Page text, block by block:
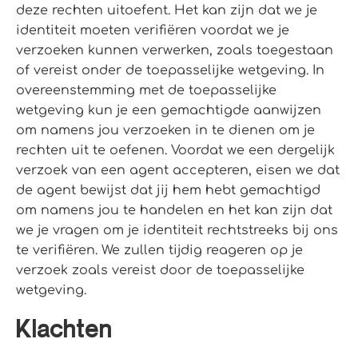
deze rechten uitoefent. Het kan zijn dat we je
identiteit moeten verifiëren voordat we je
verzoeken kunnen verwerken, zoals toegestaan
of vereist onder de toepasselijke wetgeving. In
overeenstemming met de toepasselijke
wetgeving kun je een gemachtigde aanwijzen
om namens jou verzoeken in te dienen om je
rechten uit te oefenen. Voordat we een dergelijk
verzoek van een agent accepteren, eisen we dat
de agent bewijst dat jij hem hebt gemachtigd
om namens jou te handelen en het kan zijn dat
we je vragen om je identiteit rechtstreeks bij ons
te verifiëren. We zullen tijdig reageren op je
verzoek zoals vereist door de toepasselijke
wetgeving.
Klachten